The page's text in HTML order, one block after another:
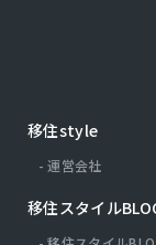
番号，メールアド
免許証番号などの
ザーと提携先など
配信先などを含みま
することがありま
やソフトウエア，
じてご利用の場合
報なども含みます
個体識別情報など
移住style
運営会社
移住スタイル